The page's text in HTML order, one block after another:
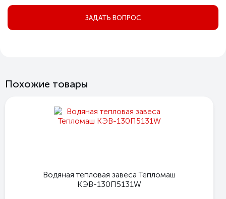
ЗАДАТЬ ВОПРОС
Похожие товары
Водяная тепловая завеса Тепломаш
КЭВ-130П5131W